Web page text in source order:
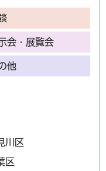
会・展覧会
他
川区
区